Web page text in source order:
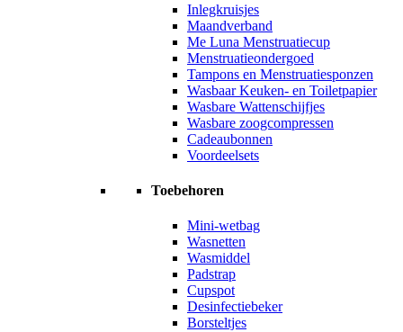
Inlegkruisjes
Maandverband
Me Luna Menstruatiecup
Menstruatieondergoed
Tampons en Menstruatiesponzen
Wasbaar Keuken- en Toiletpapier
Wasbare Wattenschijfjes
Wasbare zoogcompressen
Cadeaubonnen
Voordeelsets
Toebehoren
Mini-wetbag
Wasnetten
Wasmiddel
Padstrap
Cupspot
Desinfectiebeker
Borsteltjes